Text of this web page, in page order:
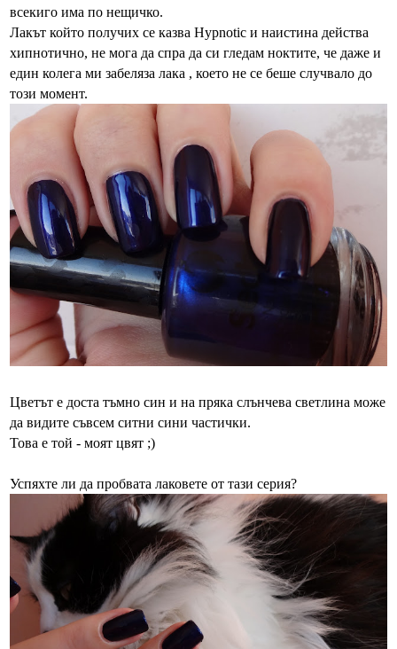
всекиго има по нещичко.
Лакът който получих се казваHypnotic и наистина действа
хипнотично, не мога да спра да си гледам ноктите, че даже и
един колега ми забеляза лака , което не се беше случвало до
този момент.
Цветът е доста тъмно син и на пряка слънчева светлина може
да видите съвсем ситни сини частички.
Това е той - моят цвят ;)
Успяхте ли да пробвата лаковете от тази серия?